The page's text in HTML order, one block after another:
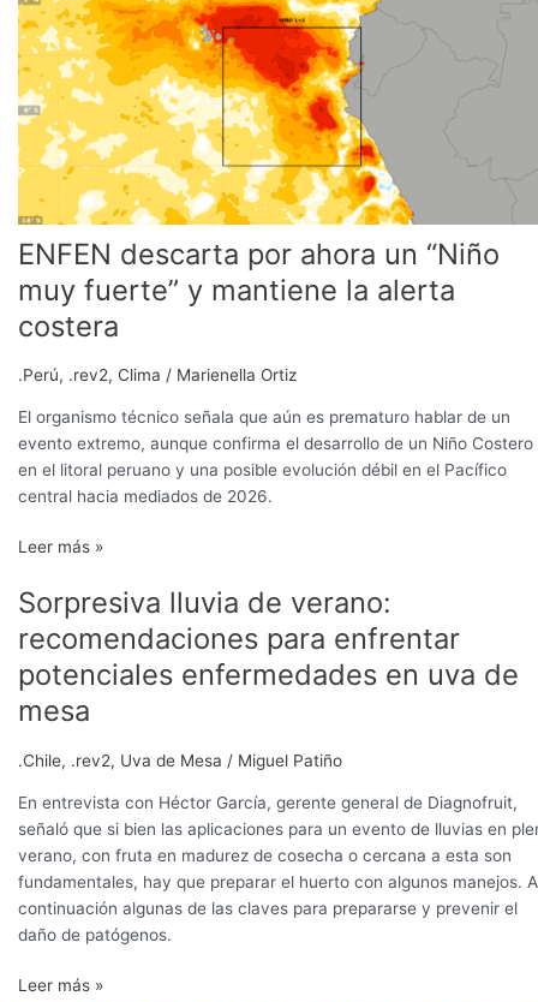
ENFEN descarta por ahora un “Niño
muy fuerte” y mantiene la alerta
costera
.Perú, .rev2, Clima / Marienella Ortiz
El organismo técnico señala que aún es prematuro hablar de un
evento extremo, aunque confirma el desarrollo de un Niño Costero
en el litoral peruano y una posible evolución débil en el Pacífico
central hacia mediados de 2026.
por
ahora
un
“Niño
muy
fuerte”
y
mantiene
la
alerta
Leer más »
Sorpresiva lluvia de verano:
recomendaciones para enfrentar
potenciales enfermedades en uva de
mesa
.Chile, .rev2, Uva de Mesa / Miguel Patiño
En entrevista con Héctor García, gerente general de Diagnofruit,
señaló que si bien las aplicaciones para un evento de lluvias en
verano, con fruta en madurez de cosecha o cercana a esta son
fundamentales, hay que preparar el huerto con algunos manejos. A
continuación algunas de las claves para prepararse y prevenir el
daño de patógenos.
lluvia
de
verano:
recomendaciones
para
potenciales
enfermedades
en
uva
de
mesa
Leer más »